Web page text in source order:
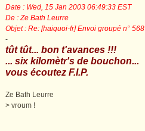
Date : Wed, 15 Jan 2003 06:49:33 EST
De : Ze Bath Leurre
Objet : Re: [haiquoi-fr] Envoi groupé n° 568
-
tût tût... bon t'avances !!!
... six kilomètr's de bouchon...
vous écoutez F.I.P.
Ze Bath Leurre
> vroum !